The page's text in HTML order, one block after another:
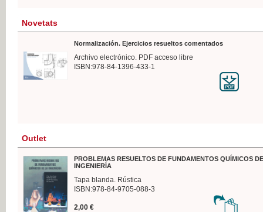
Novetats
Normalización. Ejercicios resueltos comentados
Archivo electrónico. PDF acceso libre
ISBN:978-84-1396-433-1
Outlet
PROBLEMAS RESUELTOS DE FUNDAMENTOS QUÍMICOS
INGENIERÍA
Tapa blanda. Rústica
ISBN:978-84-9705-088-3
2,00 €